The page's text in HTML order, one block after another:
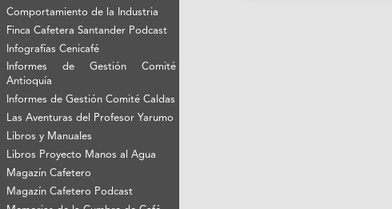
Comportamiento de la Industria
Finca Cafetera Santander Podcast
Infografías Cenicafé
Informes de Gestión Comité
Antioquía
Informes de Gestión Comité Caldas
Las Aventuras del Profesor Yarumo
Libros y Manuales
Libros Proyecto Manos al Agua
Magazín Cafetero
Magazín Cafetero Podcast